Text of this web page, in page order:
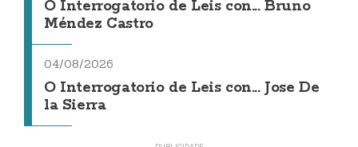
O Interrogatorio de Leis con... Bruno
Méndez Castro
04/08/2026
O Interrogatorio de Leis con... Jose De
la Sierra